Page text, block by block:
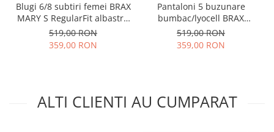
Blugi 6/8 subtiri femei BRAX
MARY S RegularFit albastru
inchis
519,00 RON
359,00 RON
Pantaloni 5 buzunare
bumbac/lyocell BRAX
SHAKIRA S skinny bej
519,00 RON
359,00 RON
ALTI CLIENTI AU CUMPARAT